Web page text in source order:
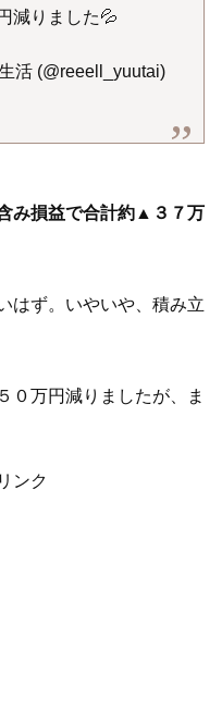
減りました💦
活 (@reeell_yuutai)
み損益で合計約▲３７万
はず。いやいや、積み立
０万円減りましたが、ま
ンク